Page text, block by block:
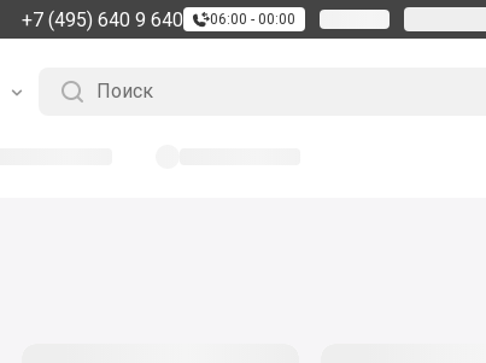
+7 (495) 640 9 640 06:00 - 00:00